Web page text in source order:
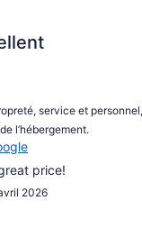
service et
l’hébergement.
price!
2026